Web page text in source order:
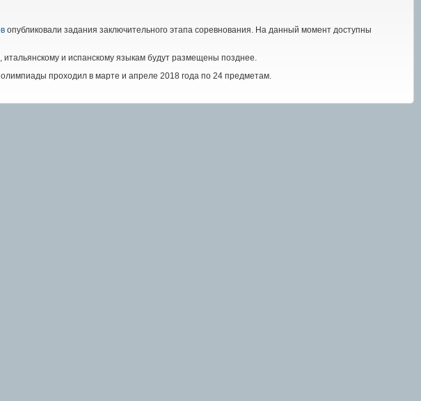
опубликовали задания заключительного этапа соревнования. На данный момент доступны
итальянскому и испанскому языкам будут размещены позднее.
проходил в марте и апреле 2018 года по 24 предметам.